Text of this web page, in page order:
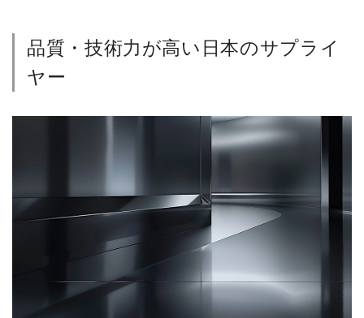
品質・技術力が高い日本のサプライ
ヤー